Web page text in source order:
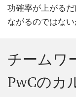
功確率が上がる
ながるのではな
チームワ
PwCのカ